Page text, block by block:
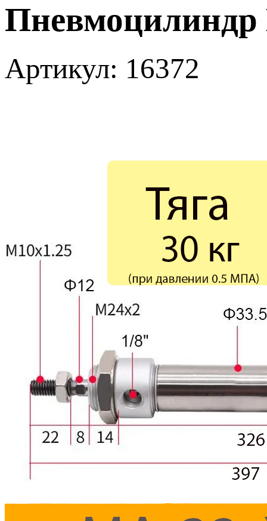
Пневмоцилиндр
Артикул: 16372